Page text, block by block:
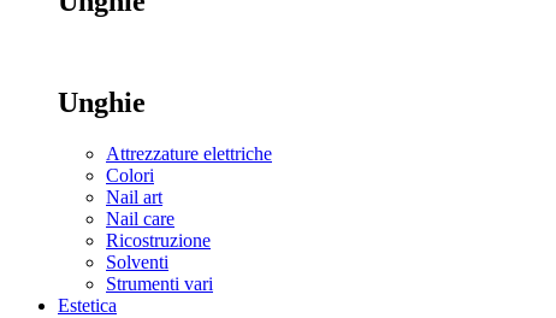
Unghie
Attrezzature elettriche
Colori
Nail art
Nail care
Ricostruzione
Solventi
Strumenti vari
Estetica